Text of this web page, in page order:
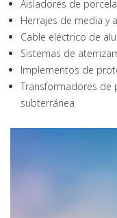
Aisladores de
Herrajes de media y
Cable eléctrico de
Sistemas de
Implementos de
Transformadores de
subterránea